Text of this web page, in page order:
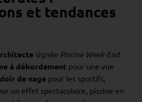
et tendances
signée Piscine Week-End
à débordement pour une vue
de nage pour les sportifs,
un effet spectaculaire, piscine en